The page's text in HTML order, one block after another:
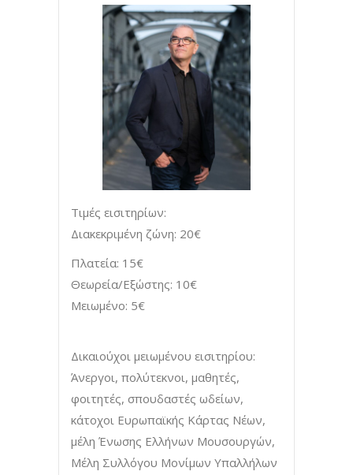
Τιμές εισιτηρίων:
Διακεκριμένη ζώνη: 20€
Πλατεία: 15€
Θεωρεία/Εξώστης: 10€
Μειωμένο: 5€
Δικαιούχοι μειωμένου εισιτηρίου:
Άνεργοι, πολύτεκνοι, μαθητές,
φοιτητές, σπουδαστές ωδείων,
κάτοχοι Ευρωπαϊκής Κάρτας Νέων,
μέλη Ένωσης Ελλήνων Μουσουργών,
Μέλη Συλλόγου Μονίμων Υπαλλήλων